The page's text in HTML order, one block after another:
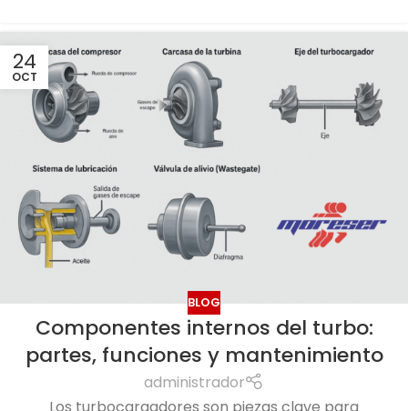
24
OCT
BLOG
Componentes internos del turbo:
partes, funciones y mantenimiento
administrador
Los turbocargadores son piezas clave para